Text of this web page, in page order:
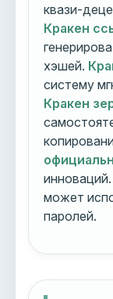
квази-
Кракен
хэшей.
систему
Кракен
инноваций.
может
паролей.